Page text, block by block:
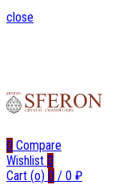
close
0 Compare
Wishlist 0
Cart (o) 0 / 0 ₽